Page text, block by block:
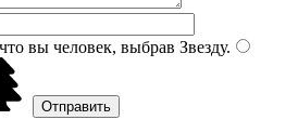
вы человек, выбрав Звезду.